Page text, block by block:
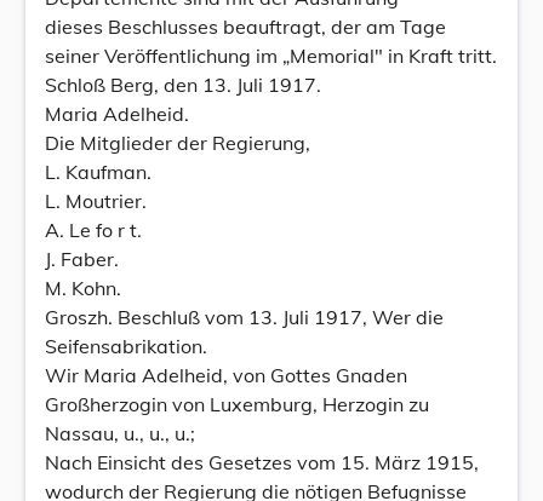
dieses Beschlusses beauftragt, der am Tage
seiner Veröffentlichung im „Memorial" in Kraft tritt.
Schloß Berg, den 13. Juli 1917.
Maria Adelheid.
Die Mitglieder der Regierung,
L. Kaufman.
L. Moutrier.
A. Le fo r t.
J. Faber.
M. Kohn.
Groszh. Beschluß vom 13. Juli 1917, Wer die
Seifensabrikation.
Wir Maria Adelheid, von Gottes Gnaden
Großherzogin von Luxemburg, Herzogin zu
Nassau, u., u., u.;
Nach Einsicht des Gesetzes vom 15. März 1915,
wodurch der Regierung die nötigen Befugnisse